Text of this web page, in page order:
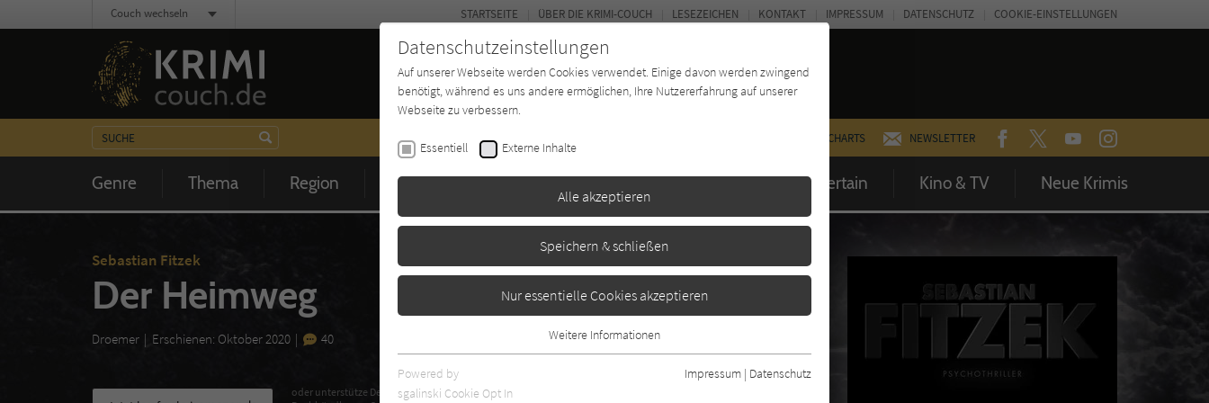
CHARTS NEWSLETTER FACEBOOKTWITTERYOUTUBEINSTAGRAM
Genre Thema Region Zeit Buchtyp Autor*in Magazin Entertain Kino & TV Neue Krimis
STARTSEITE ÜBER DIE KRIMI-COUCH LESEZEICHEN KONTAKT IMPRESSUM DATENSCHUTZ COOKIE-EINSTELLUNGEN
Couch wechseln
Sebastian Fitzek
Der Heimweg
Droemer Erschienen: Oktober 2020 40
oder unterstütze Deinen
Datenschutzeinstellungen
Auf unserer Webseite werden Cookies verwendet. Einige davon werden zwingend
benötigt, während es uns andere ermöglichen, Ihre Nutzererfahrung auf unserer
Webseite zu verbessern.
Essentiell Externe Inhalte
Alle akzeptieren
Speichern & schließen
Nur essentielle Cookies akzeptieren
Essentielle Cookies werden für grundlegende Funktionen der Webseite
benötigt. Dadurch ist gewährleistet, dass die Webseite einwandfrei
Weitere Informationen
Powered by
sgalinski Cookie Opt In
Impressum | Datenschutz